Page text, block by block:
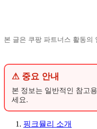
본 글은 쿠팡 파트너스 활동의
⚠ 중요 안내
본 정보는 일반적인 참고
세요.
핑크뮬리 소개